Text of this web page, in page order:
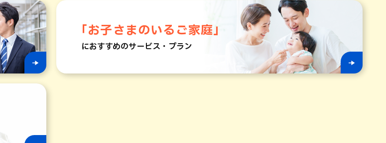
「お子さまのいるご家庭」
におすすめのサービス・プラン